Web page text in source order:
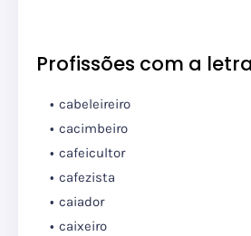
Profissões com a
cabeleireiro
cacimbeiro
cafeicultor
cafezista
caiador
caixeiro